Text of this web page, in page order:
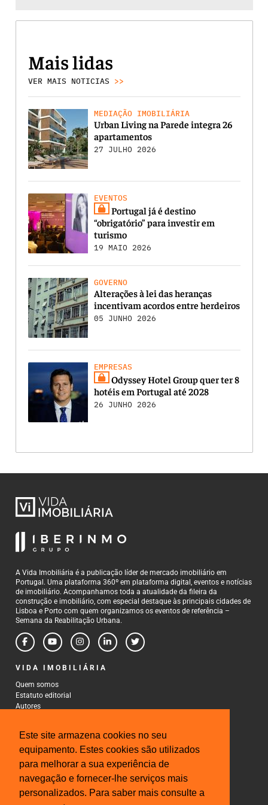
Este site armazena cookies no seu
equipamento. Estes cookies são utilizados
para melhorar a sua experiência de
navegação e fornecer-lhe serviços mais
personalizados. Para saber mais consulte a
Mais lidas
VER MAIS NOTICIAS >>
MEDIAÇÃO IMOBILIÁRIA
Urban Living na Parede integra 26
apartamentos
27 JULHO 2026
EVENTOS
Portugal já é destino
“obrigatório” para investir em
turismo
19 MAIO 2026
GOVERNO
Alterações à lei das heranças
incentivam acordos entre herdeiros
05 JUNHO 2026
EMPRESAS
Odyssey Hotel Group quer ter 8
hotéis em Portugal até 2028
26 JUNHO 2026
A Vida Imobiliária é a publicação líder de mercado imobiliário em
Portugal. Uma plataforma 360º em plataforma digital, eventos e notícias
de imobiliário. Acompanhamos toda a atualidade da fileira da
construção e imobiliário, com especial destaque às principais cidades de
Lisboa e Porto com quem organizamos os eventos de referência –
Semana da Reabilitação Urbana.
VIDA IMOBILIÁRIA
Quem somos
Estatuto editorial
Autores
CONTACTOS
Rua Gonçalo Cristovão, 185 - 6º
4000-269 Porto
Tel: 222 085 009
Fax: 222 085 010